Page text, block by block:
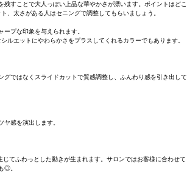
すことで大人っぽい上品な華やかさが漂います。ポイントはどこ
、太さがある人はセニングで調整してもらいましょう。
プな印象を与えられます。
ルエットにやわらかさをプラスしてくれるカラーでもあります。
ではなくスライドカットで質感調整し、ふんわり感を引き出して
ヤ感を演出します。
てふわっとした動きが生まれます。サロンではお客様に合わせて
◎。